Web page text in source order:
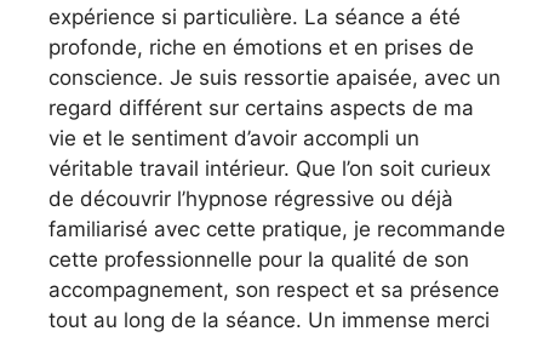
expérience si particulière. La séance a été
profonde, riche en émotions et en prises de
conscience. Je suis ressortie apaisée, avec un
regard différent sur certains aspects de ma
vie et le sentiment d’avoir accompli un
véritable travail intérieur. Que l’on soit curieux
de découvrir l’hypnose régressive ou déjà
familiarisé avec cette pratique, je recommande
cette professionnelle pour la qualité de son
accompagnement, son respect et sa présence
tout au long de la séance. Un immense merci